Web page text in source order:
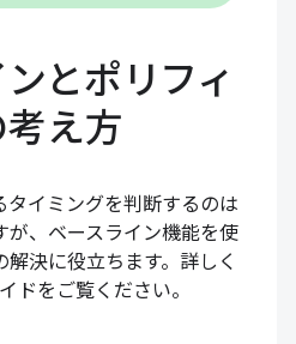
とポリフィ
え方
タイミングを判断するのは
が、ベースライン機能を使
決に役立ちます。詳しく
ドをご覧ください。